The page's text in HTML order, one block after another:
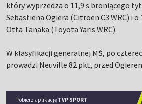
który wyprzedza o 11,9 s broniącego
Sebastiena Ogiera (Citroen C3 WRC) i o
Otta Tanaka (Toyota Yaris WRC).
W klasyfikacji generalnej MŚ, po
prowadzi Neuville 82 pkt, przed
Pobierz aplikację TVP SPORT